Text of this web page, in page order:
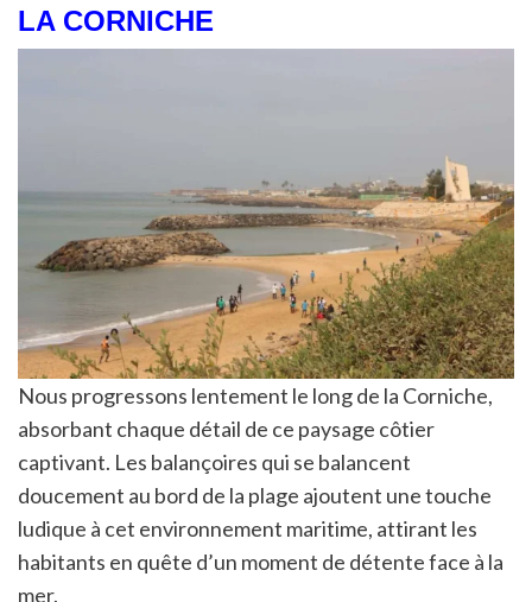
LA CORNICHE
Nous progressons lentement le long de la Corniche,
absorbant chaque détail de ce paysage côtier
captivant. Les balançoires qui se balancent
doucement au bord de la plage ajoutent une touche
ludique à cet environnement maritime, attirant les
habitants en quête d’un moment de détente face à la
mer.